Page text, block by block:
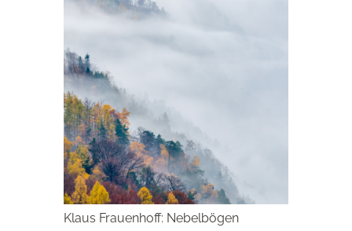
Klaus Frauenhoff: Nebelbögen